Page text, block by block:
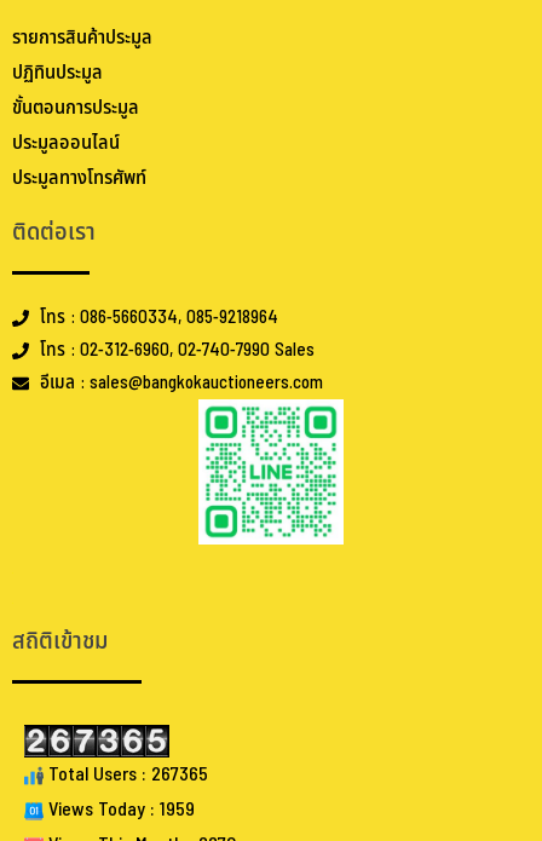
รายการสินค้าประมูล
ปฏิทินประมูล
ขั้นตอนการประมูล
ประมูลออนไลน์
ประมูลทางโทรศัพท์
ติดต่อเรา
โทร : 086-5660334, 085-9218964
โทร : 02-312-6960, 02-740-7990 Sales
อีเมล : sales@bangkokauctioneers.com
สถิติเข้าชม
Total Users : 267365
Views Today : 1959